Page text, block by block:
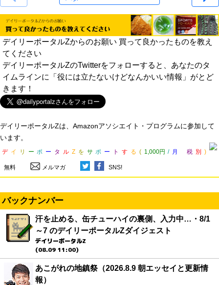
デイリーポータルZからのお願い 買って良かったものを教え
てください
デイリーポータルZのTwitterをフォローすると、あなたのタ
イムラインに「役には立たないけどなんかいい情報」がとど
きます！
デイリーポータルZは、Amazonアソシエイト・プログラムに参加して
います。
デ イ リ ー ポ ー タ ル Z を サ ポ ー ト す る ( 1,000円 / 月 税 別 )
無料 メルマガ SNS!
バックナンバー
汗を止める、缶チューハイの裏側、入力中…・8/1
～7 のデイリーポータルZダイジェスト
デイリーポータルZ
(08.09 11:00)
あこがれの地鎮祭（2026.8.9 朝エッセイと更新情
報）